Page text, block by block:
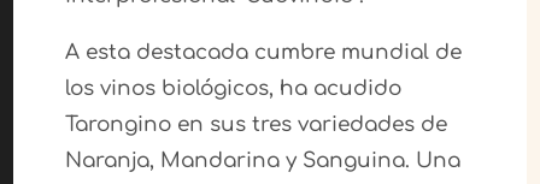
A esta destacada cumbre mundial de
los vinos biológicos, ha acudido
Tarongino en sus tres variedades de
Naranja, Mandarina y Sanguina. Una